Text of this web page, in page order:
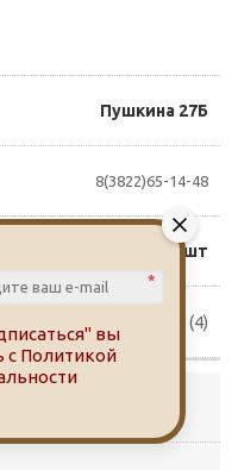
Пушкина 27Б
8(3822)65-14-48
169 руб./шт
Доступно для заказа (4)
*
вы
с Политикой